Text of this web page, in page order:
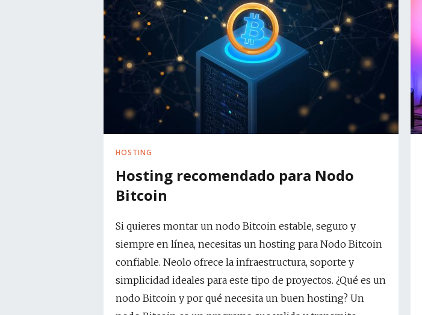
HOSTING
Hosting recomendado para Nodo
Bitcoin
Si quieres montar un nodo Bitcoin estable, seguro y
siempre en línea, necesitas un hosting para Nodo Bitcoin
confiable. Neolo ofrece la infraestructura, soporte y
simplicidad ideales para este tipo de proyectos. ¿Qué es un
nodo Bitcoin y por qué necesita un buen hosting? Un